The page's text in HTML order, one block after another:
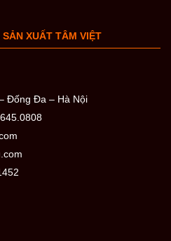
XUẤT TÂM VIỆT
Đống Đa – Hà Nội